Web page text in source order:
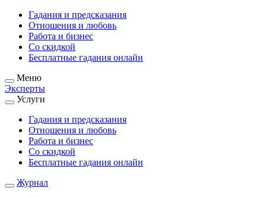
Гадания и предсказания
Отношения и любовь
Работа и бизнес
Со скидкой
Бесплатные гадания онлайн
Меню
Эксперты
Услуги
Гадания и предсказания
Отношения и любовь
Работа и бизнес
Со скидкой
Бесплатные гадания онлайн
Журнал